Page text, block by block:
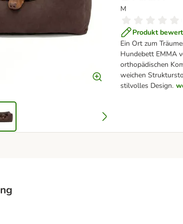
M
Produkt
Ein Ort zum
Hundebett EMMA
orthopädischen
weichen
stilvolles Design.